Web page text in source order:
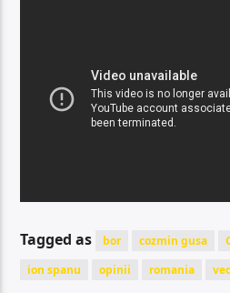
Tagged as bor cozmin gusa
ion spanu
opinii romania